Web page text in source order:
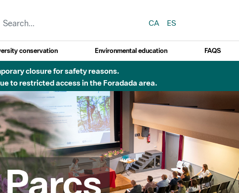
CA
ES
conservation Environmental education FAQS
Besòs per pluges intenses.